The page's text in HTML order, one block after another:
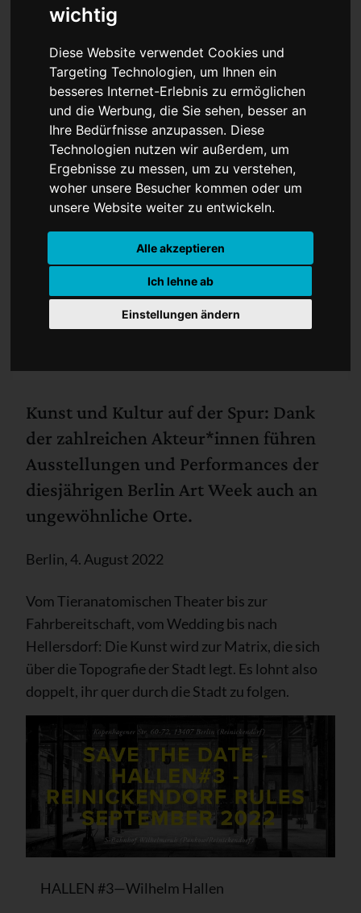
wichtig
Diese Website verwendet Cookies und
Targeting Technologien, um Ihnen ein
besseres Internet-Erlebnis zu ermöglichen
und die Werbung, die Sie sehen, besser an
Ihre Bedürfnisse anzupassen. Diese
Technologien nutzen wir außerdem, um
Ergebnisse zu messen, um zu verstehen,
woher unsere Besucher kommen oder um
unsere Website weiter zu entwickeln.
Alle akzeptieren
Ich lehne ab
Einstellungen ändern
Berlin Art Week - Kunst in
allen Kiezen
Kunst und Kultur auf der Spur: Dank
der zahlreichen Akteur*innen führen
Ausstellungen und Performances der
diesjährigen Berlin Art Week auch an
ungewöhnliche Orte.
Berlin, 4. August 2022
Vom Tieranatomischen Theater bis zur
Fahrbereitschaft, vom Wedding bis nach
Hellersdorf: Die Kunst wird zur Matrix, die sich
über die Topografie der Stadt legt. Es lohnt also
doppelt, ihr quer durch die Stadt zu folgen.
­ ­ ­ ­ ­ HALLEN #3—Wilhelm Hallen